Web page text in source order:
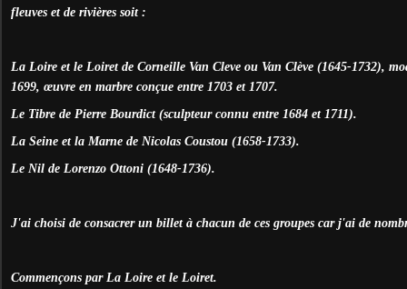
fleuves et de rivières soit :
La Loire et le Loiret de Corneille Van Cleve ou Van Clève (1645-1732),
1699, œuvre en marbre conçue entre 1703 et 1707.
Le Tibre de Pierre Bourdict (sculpteur connu entre 1684 et 1711).
La Seine et la Marne de Nicolas Coustou (1658-1733).
Le Nil de Lorenzo Ottoni (1648-1736).
J'ai choisi de consacrer un billet à chacun de ces groupes car j'ai de
Commençons par La Loire et le Loiret.